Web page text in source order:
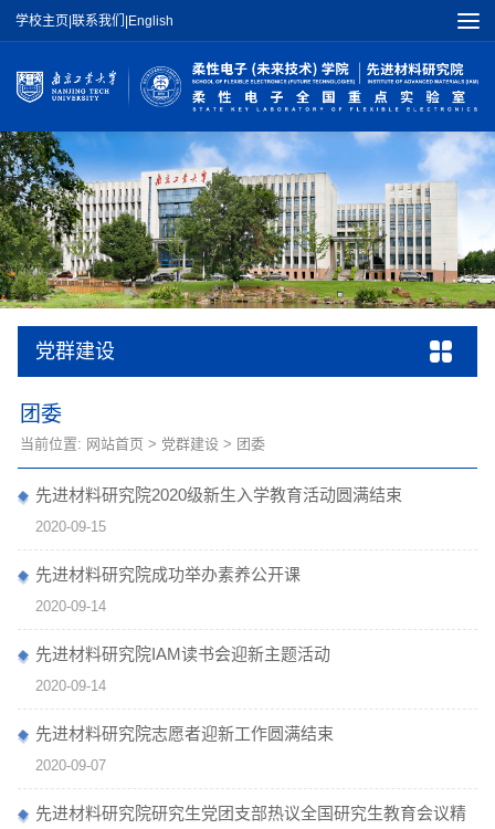
学校主页|联系我们 |English
党群建设
团委
当前位置: 网站首页 > 党群建设 > 团委
先进材料研究院2020级新生入学教育活动圆满结束
2020-09-15
​先进材料研究院成功举办素养公开课
2020-09-14
先进材料研究院IAM读书会迎新主题活动
2020-09-14
先进材料研究院志愿者迎新工作圆满结束
2020-09-07
先进材料研究院研究生党团支部热议全国研究生教育会议精